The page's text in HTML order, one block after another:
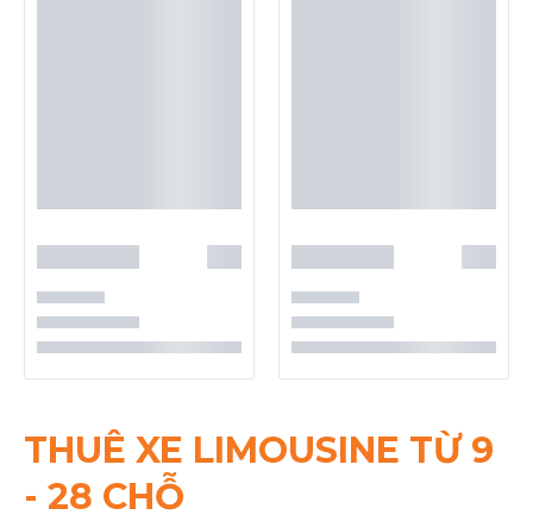
THUÊ XE LIMOUSINE TỪ 9
- 28 CHỖ